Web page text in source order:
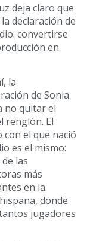
deja claro que
declaración de
convertirse
en
la
de Sonia
no quitar el
renglón. El
con el que nació
es el mismo:
las
más
en la
donde
jugadores